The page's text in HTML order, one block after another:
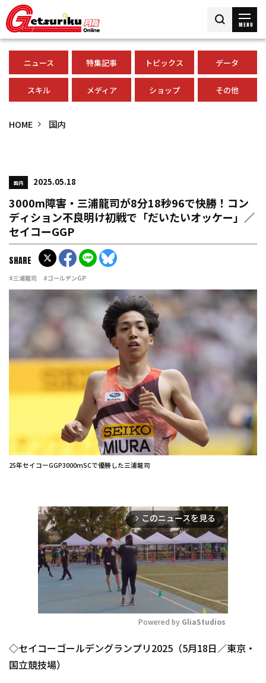
MENU
ニュース 特集記事 トピックス データ
スキル メディア ショップ その他
HOME 国内
国内 2025.05.18
3000m障害・三浦龍司が8分18秒96で快勝！コン
ディション不良明け初戦で「だいたいオッケー」／
セイコーGGP
#三浦龍司 #ゴールデンGP
SHARE
25年セイコーGGP3000mSCで優勝した三浦龍司
arrow_forward_ios このニュースを見る
Mute
Powered by GliaStudios
◇セイコーゴールデングランプリ2025（5月18日／東京・
国立競技場）